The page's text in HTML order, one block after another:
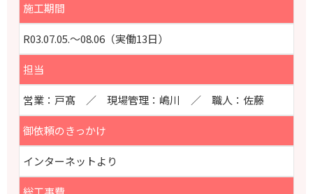
施工期間
R03.07.05.～08.06（実働13日）
担当
営業：戸髙 ／ 現場管理：嶋川 ／ 職人：佐藤
御依頼のきっかけ
インターネットより